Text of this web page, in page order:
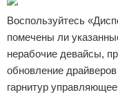
Воспользуйтесь
помечены ли
нерабочие девайсы,
обновление
гарнитур